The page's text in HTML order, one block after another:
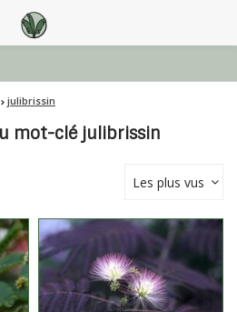
julibrissin
mot-clé julibrissin
Les plus vus